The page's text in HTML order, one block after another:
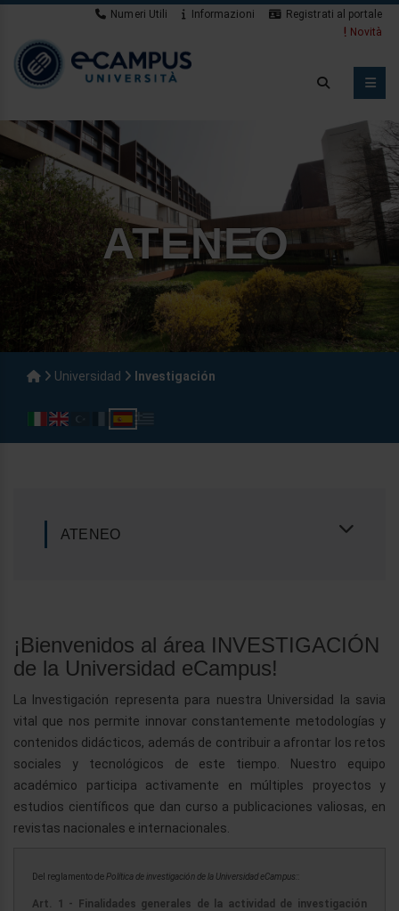
Numeri Utili Informazioni
Registrati al portale
Novità
ATENEO
Universidad Investigación
ATENEO
¡Bienvenidos al área INVESTIGACIÓN
de la Universidad eCampus!
La Investigación representa para nuestra Universidad la savia
vital que nos permite innovar constantemente metodologías y
contenidos didácticos, además de contribuir a afrontar los retos
sociales y tecnológicos de este tiempo. Nuestro equipo
académico participa activamente en múltiples proyectos y
estudios científicos que dan curso a publicaciones valiosas, en
revistas nacionales e internacionales.
Del reglamento de Política de investigación de la Universidad eCampus:
Art. 1 - Finalidades generales de la actividad de investigación